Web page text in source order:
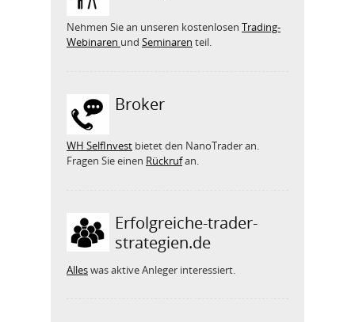
Nehmen Sie an unseren kostenlosen Trading-
Webinaren und Seminaren teil.
Broker
WH SelfInvest bietet den NanoTrader an.
Fragen Sie einen Rückrufan.
Erfolgreiche-trader-
strategien.de
Alleswas aktive Anleger interessiert.